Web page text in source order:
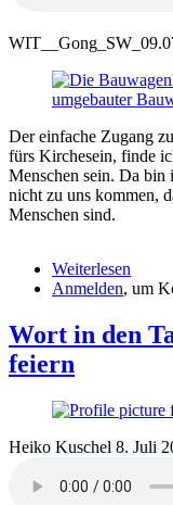
Der einfache Zugang
fürs Kirchesein, finde
Menschen sein. Da bin
nicht zu uns kommen,
Menschen sind.
Weiterlesen
Wort
den
Tag:
Anmelden, um
Wort in den
feiern
Heiko Kuschel 8. Juli